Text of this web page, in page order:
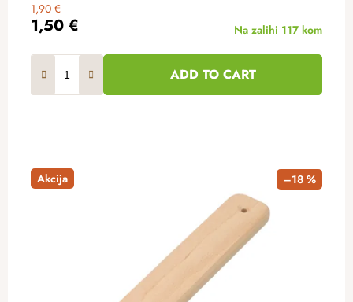
1,50 €
1,90 €
Na zalihi 117 kom
ADD TO CART
Akcija –18 %